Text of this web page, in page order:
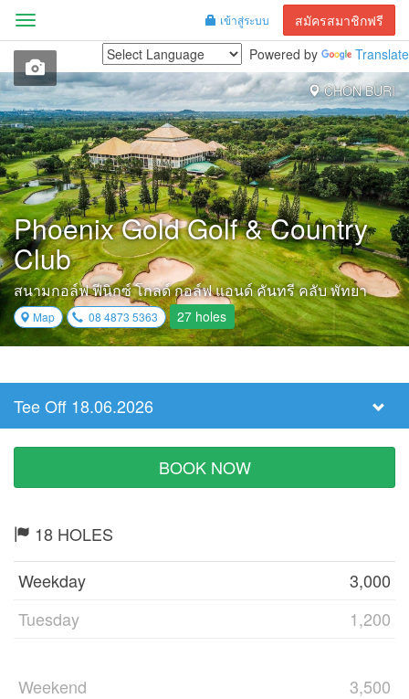
เข้าสู่ระบบ สมัครสมาชิกฟรี
Menu
Powered by
Translate
CHON BURI
Phoenix Gold Golf & Country
Club
สนามกอล์ฟ ฟีนิกซ์ โกลด์ กอล์ฟ แอนด์ คันทรี คลับ พัทยา
Map 08 4873 5363 27 holes
Select
Tee
Time
Tee Off 18.06.2026
BOOK NOW
18 HOLES
Weekday
3,000
Tuesday
1,200
Weekend 3,500